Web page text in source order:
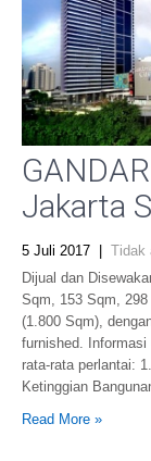
Jakarta
5 Juli 2017 Tidak
Dijual dan
Sqm, 153 Sqm,
(1.800 Sqm),
furnished.
rata-rata perlantai:
Ketinggian
Read More »